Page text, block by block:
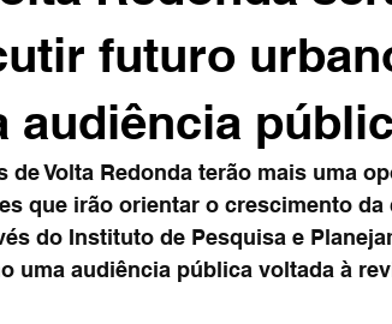
futuro
audiência
de Volta Redonda terão mais uma
que irão orientar o crescimento da
do Instituto de Pesquisa e
uma audiência pública voltada à